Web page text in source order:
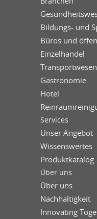
Bildungs- und
Büros und
Einzelhandel
Transportwesen
Gastronomie
Hotel
Services
Unser Angebot
Wissenswertes
Produktkatalog
Über uns
Über uns
Nachhaltigkeit
Innovating